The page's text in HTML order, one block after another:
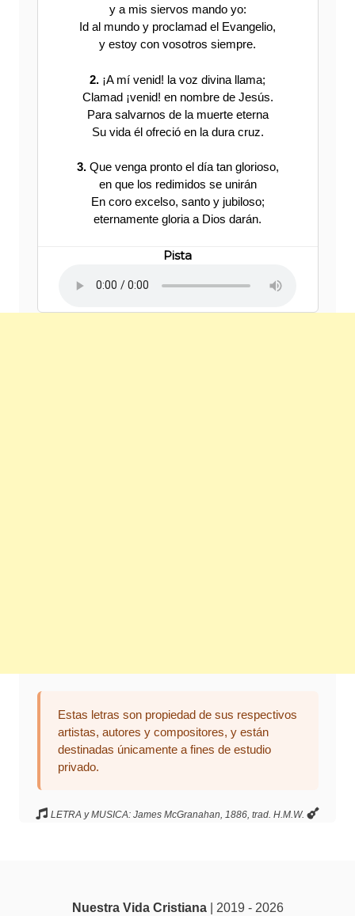
y a mis siervos mando yo:
Id al mundo y proclamad el Evangelio,
y estoy con vosotros siempre.
2. ¡A mí venid! la voz divina llama;
Clamad ¡venid! en nombre de Jesús.
Para salvarnos de la muerte eterna
Su vida él ofreció en la dura cruz.
3.Que venga pronto el día tan glorioso,
en que los redimidos se unirán
En coro excelso, santo y jubiloso;
eternamente gloria a Dios darán.
Pista
Estas letras son propiedad de sus respectivos
artistas, autores y compositores, y están
destinadas únicamente a fines de estudio
privado.
LETRA y MUSICA: James McGranahan, 1886, trad. H.M.W.
Nuestra Vida Cristiana| 2019 - 2026